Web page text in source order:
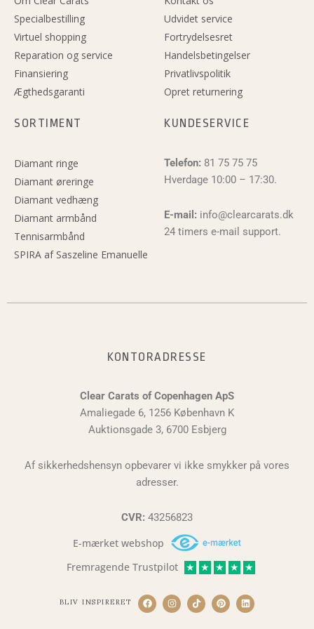
Specialbestilling
Virtuel shopping
Reparation og service
Finansiering
Ægthedsgaranti
Udvidet service
Fortrydelsesret
Handelsbetingelser
Privatlivspolitik
Opret returnering
SORTIMENT
Diamant ringe
Diamant øreringe
Diamant vedhæng
Diamant armbånd
Tennisarmbånd
SPIRA af Saszeline Emanuelle
KUNDESERVICE
Telefon: 81 75 75 75
Hverdage 10:00 – 17:30.
E-mail: info@clearcarats.dk
24 timers e-mail support.
KONTORADRESSE
Clear Carats of Copenhagen ApS
Amaliegade 6, 1256 København K
Auktionsgade 3, 6700 Esbjerg
Af sikkerhedshensyn opbevarer vi ikke smykker på vores
adresser.
CVR: 43256823
E-mærket webshop
Fremragende Trustpilot
★ ★ ★ ★ ★
BLIV INSPIRERET F
a
c
I
n
s
T
i
k
P
i
n
L
i
n